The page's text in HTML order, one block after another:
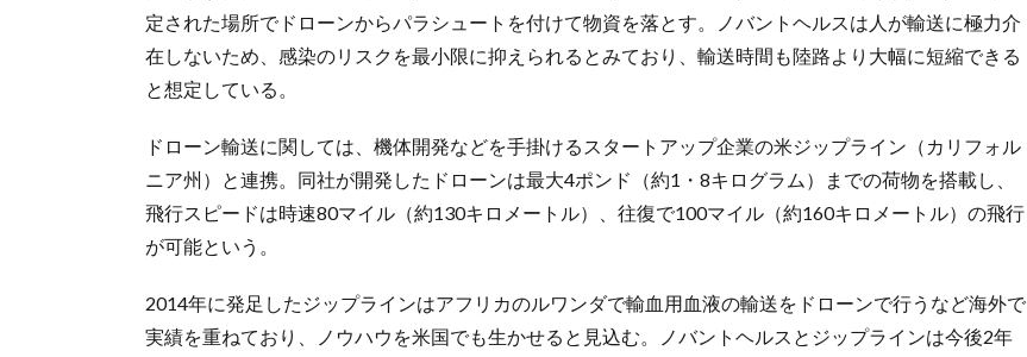
定された場所でドローンからパラシュートを付けて物資を落とす。ノバントヘルスは人が輸送に極力介
在しないため、感染のリスクを最小限に抑えられるとみており、輸送時間も陸路より大幅に短縮できる
と想定している。
ドローン輸送に関しては、機体開発などを手掛けるスタートアップ企業の米ジップライン（カリフォル
ニア州）と連携。同社が開発したドローンは最大4ポンド（約1・8キログラム）までの荷物を搭載し、
飛行スピードは時速80マイル（約130キロメートル）、往復で100マイル（約160キロメートル）の飛行
が可能という。
2014年に発足したジップラインはアフリカのルワンダで輸血用血液の輸送をドローンで行うなど海外で
実績を重ねており、ノウハウを米国でも生かせると見込む。ノバントヘルスとジップラインは今後2年